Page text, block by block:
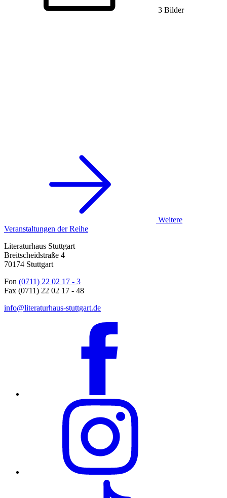
3 Bilder
Weitere
Veranstaltungen der Reihe
Literaturhaus Stuttgart
Breitscheidstraße 4
70174 Stuttgart
Fon (0711) 22 02 17 - 3
Fax (0711) 22 02 17 - 48
info@literaturhaus-stuttgart.de